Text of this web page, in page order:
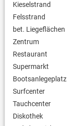
Kieselstrand
Felsstrand
bet. Liegeflächen
Zentrum
Restaurant
Supermarkt
Bootsanlegeplatz
Surfcenter
Tauchcenter
Diskothek